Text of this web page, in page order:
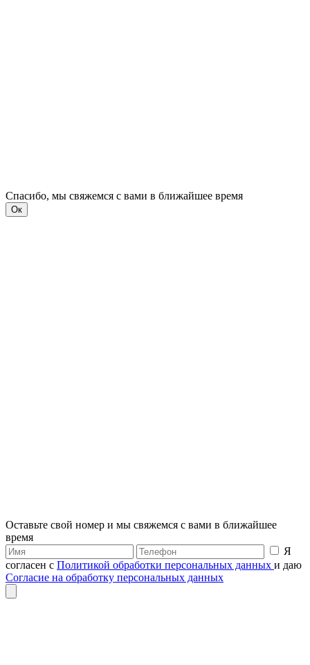
Спасибо, мы свяжемся с вами в ближайшее время
Ок
Оставьте свой номер и мы свяжемся с вами в ближайшее
время
Я
согласен с Политикой обработки персональных данных и даю
Согласие на обработку персональных данных